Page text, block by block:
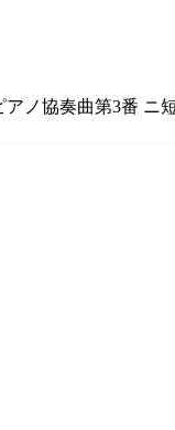
ノ協奏曲第3番 ニ